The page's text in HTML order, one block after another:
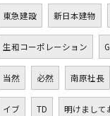
東急建設 新日本建物
生和コーポレーション
当然 必然 南原社長
イブ TD 明けまして